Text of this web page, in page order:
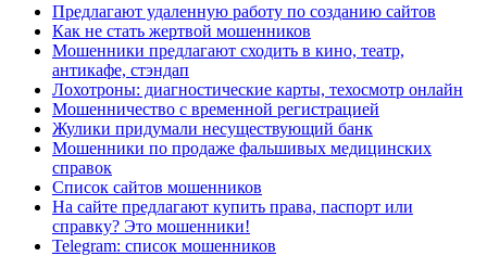
Предлагают удаленную работу по созданию сайтов
Как не стать жертвой мошенников
Мошенники предлагают сходить в кино, театр,
антикафе, стэндап
Лохотроны: диагностические карты, техосмотр онлайн
Мошенничество с временной регистрацией
Жулики придумали несуществующий банк
Мошенники по продаже фальшивых медицинских
справок
Список сайтов мошенников
На сайте предлагают купить права, паспорт или
справку? Это мошенники!
Telegram: список мошенников